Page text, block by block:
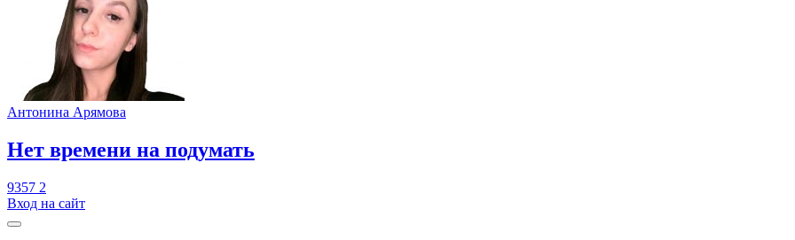
Антонина Арямова
​Нет времени на подумать
9357 2
Вход на сайт